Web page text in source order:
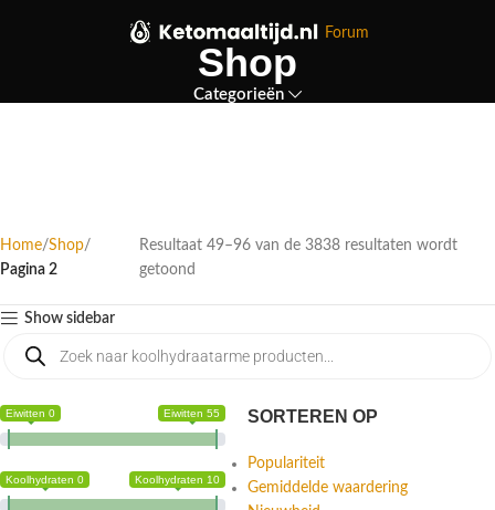
Forum
Shop
Categorieën
Home Shop
Pagina 2
Resultaat 49–96 van de 3838 resultaten wordt
getoond
Show sidebar
Eiwitten 0 Eiwitten 55
Koolhydraten 0 Koolhydraten 10
SORTEREN OP
Populariteit
Gemiddelde waardering